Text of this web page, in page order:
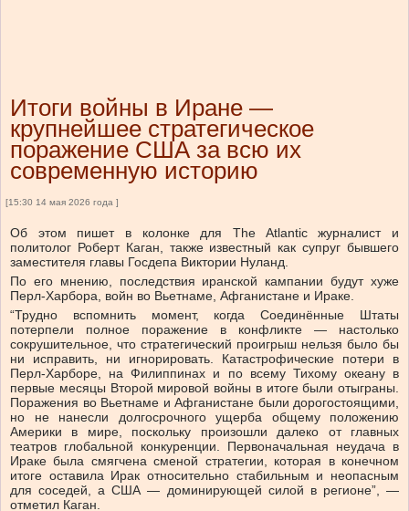
Итоги войны в Иране —
крупнейшее стратегическое
поражение США за всю их
современную историю
[15:30 14 мая 2026 года ]
Об этом пишет в колонке для The Atlantic журналист и
политолог Роберт Каган, также известный как супруг бывшего
заместителя главы Госдепа Виктории Нуланд.
По его мнению, последствия иранской кампании будут хуже
Перл-Харбора, войн во Вьетнаме, Афганистане и Ираке.
“Трудно вспомнить момент, когда Соединённые Штаты
потерпели полное поражение в конфликте — настолько
сокрушительное, что стратегический проигрыш нельзя было бы
ни исправить, ни игнорировать. Катастрофические потери в
Перл-Харборе, на Филиппинах и по всему Тихому океану в
первые месяцы Второй мировой войны в итоге были отыграны.
Поражения во Вьетнаме и Афганистане были дорогостоящими,
но не нанесли долгосрочного ущерба общему положению
Америки в мире, поскольку произошли далеко от главных
театров глобальной конкуренции. Первоначальная неудача в
Ираке была смягчена сменой стратегии, которая в конечном
итоге оставила Ирак относительно стабильным и неопасным
для соседей, а США — доминирующей силой в регионе”, —
отметил Каган.